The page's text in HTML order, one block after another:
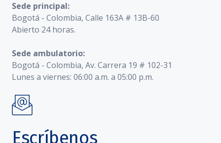
Sede principal:
Bogotá - Colombia, Calle 163A # 13B-60
Abierto 24 horas.
Sede ambulatorio:
Bogotá - Colombia, Av. Carrera 19 # 102-31
Lunes a viernes: 06:00 a.m. a 05:00 p.m.
Escríbenos